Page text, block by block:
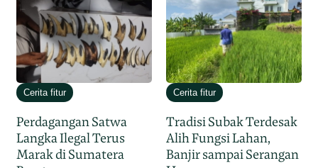
Cerita fitur
Perdagangan Satwa
Langka Ilegal Terus
Marak di Sumatera
Cerita fitur
Tradisi Subak Terdesak
Alih Fungsi Lahan,
Banjir sampai Serangan